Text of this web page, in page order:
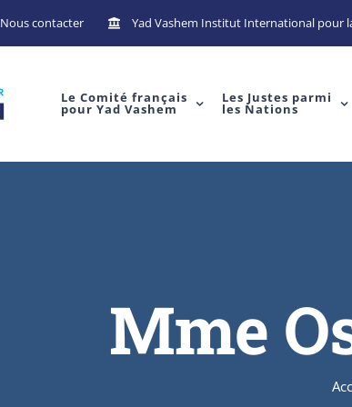
Nous contacter Yad Vashem Institut International pour
Le Comité français
pour Yad Vashem
Les Justes parmi
les Nations
Mme